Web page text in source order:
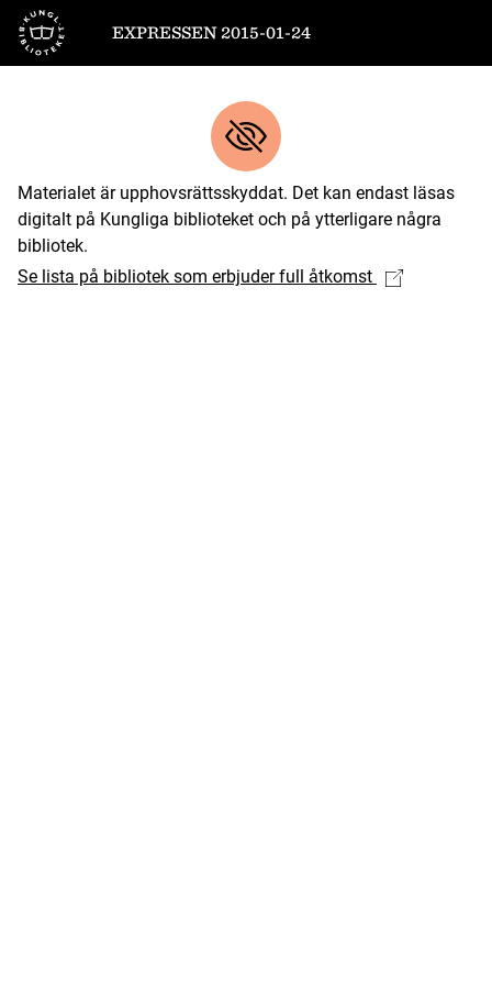
Till startsidan
EXPRESSEN 2015-01-24
Materialet är upphovsrättsskyddat. Det kan endast läsas
digitalt på Kungliga biblioteket och på ytterligare några
bibliotek.
Se lista på bibliotek som erbjuder full åtkomst